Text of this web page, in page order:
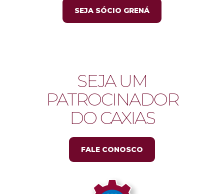
SEJA SÓCIO GRENÁ
SEJA UM
PATROCINADOR
DO CAXIAS
FALE CONOSCO